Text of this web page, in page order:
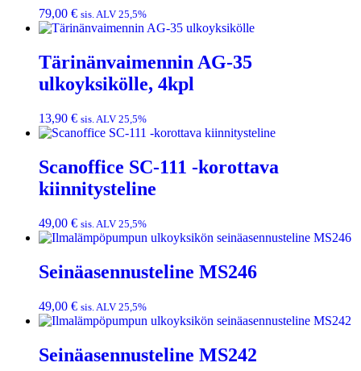
79,00 € sis. ALV 25,5%
Tärinänvaimennin AG-35
ulkoyksikölle, 4kpl
13,90 € sis. ALV 25,5%
Scanoffice SC-111 -korottava
kiinnitysteline
49,00 € sis. ALV 25,5%
Seinäasennusteline MS246
49,00 € sis. ALV 25,5%
Seinäasennusteline MS242